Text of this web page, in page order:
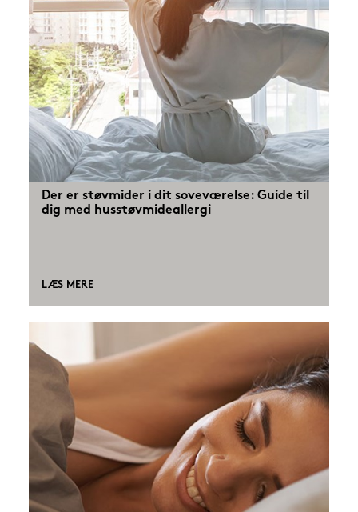
Der er støvmider i dit soveværelse: Guide til
dig med husstøvmideallergi
LÆS MERE